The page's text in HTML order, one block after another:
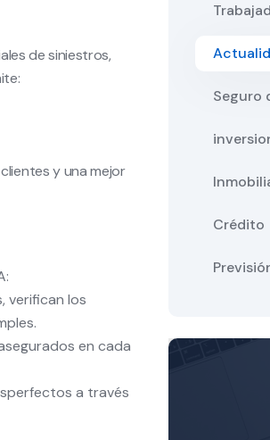
de siniestros,
y una mejor
verifican los
en cada
a través
Seguro
Crédito